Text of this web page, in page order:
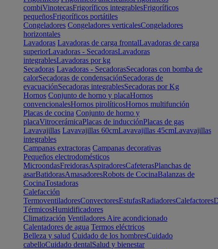
combiVinotecasFrigoríficos integrablesFrigoríficos
pequeñosFrigoríficos portátiles
Congeladores Congeladores verticalesCongeladores
horizontales
Lavadoras Lavadoras de carga frontalLavadoras de carga
superiorLavadoras - SecadorasLavadoras
integrablesLavadoras por kg
Secadoras Lavadoras - SecadorasSecadoras con bomba de
calorSecadoras de condensaciónSecadoras de
evacuaciónSecadoras integrablesSecadoras por Kg
Hornos Conjunto de horno y placaHornos
convencionalesHornos pirolíticosHornos multifunción
Placas de cocina Conjunto de horno y
placaVitrocerámicaPlacas de inducciónPlacas de gas
Lavavajillas Lavavajillas 60cmLavavajillas 45cmLavavajillas
integrables
Campanas extractoras Campanas decorativas
Pequeños electrodomésticos
MicroondasFreidorasAspiradoresCafeterasPlanchas de
asarBatidorasAmasadoresRobots de CocinaBalanzas de
CocinaTostadoras
Calefacción
TermoventiladoresConvectoresEstufasRadiadoresCalefactores
TérmicosHumidificadores
Climatización Ventiladores Aire acondicionado
Calentadores de agua Termos eléctricos
Belleza y salud Cuidado de los hombresCuidado
cabelloCuidado dentalSalud y bienestar